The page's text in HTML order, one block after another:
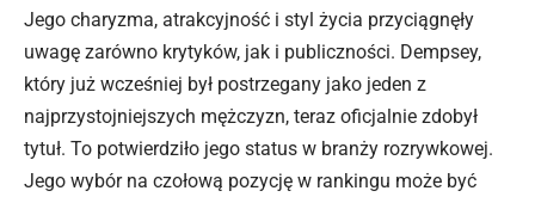
Jego charyzma, atrakcyjność i styl życia przyciągnęły
uwagę zarówno krytyków, jak i publiczności. Dempsey,
który już wcześniej był postrzegany jako jeden z
najprzystojniejszych mężczyzn, teraz oficjalnie zdobył
tytuł. To potwierdziło jego status w branży rozrywkowej.
Jego wybór na czołową pozycję w rankingu może być